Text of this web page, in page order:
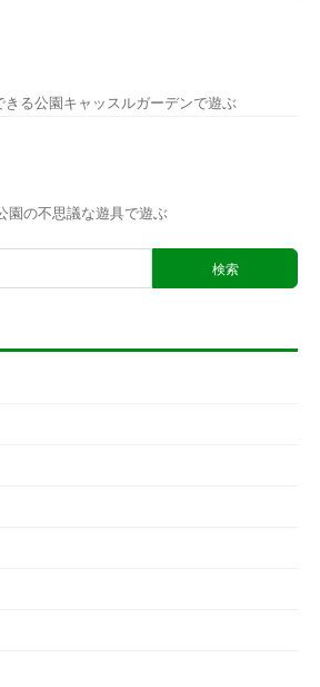
る公園キャッスルガーデンで遊ぶ
園の不思議な遊具で遊ぶ
索: